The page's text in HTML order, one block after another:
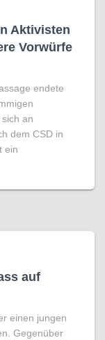
Aktivisten
Vorwürfe
endete
an
dem CSD in
ein
auf
einen jungen
Gegenüber